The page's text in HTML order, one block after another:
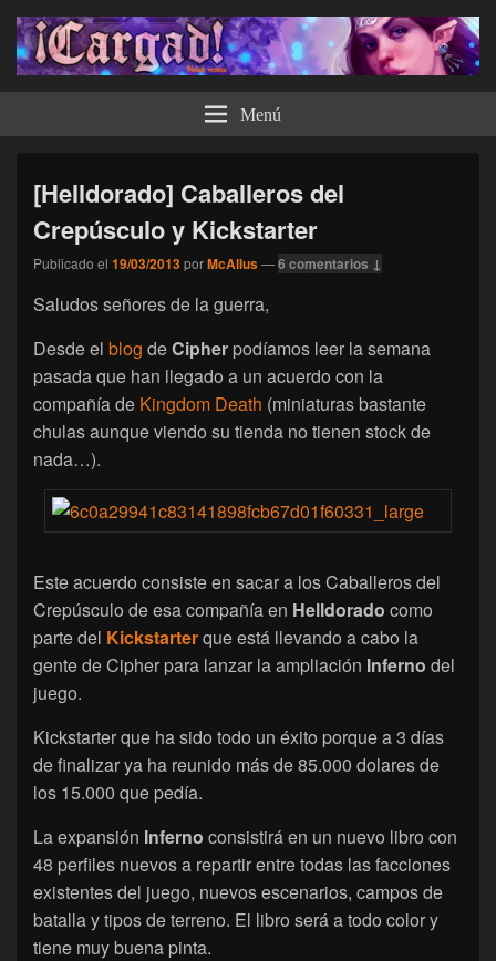
¡Cargad! Menú
[Helldorado] Caballeros del
Crepúsculo y Kickstarter
Publicado el 19/03/2013porMcAllus—6 comentarios ↓
Saludos señores de la guerra,
Desde el blog deCipher podíamos leer la semana
pasada que han llegado a un acuerdo con la
compañía de Kingdom Death (miniaturas bastante
chulas aunque viendo su tienda no tienen stock de
nada…).
Este acuerdo consiste en sacar a los Caballeros del
Crepúsculo de esa compañía en Helldorado como
parte del Kickstarterque está llevando a cabo la
gente de Cipher para lanzar la ampliación Inferno del
juego.
Kickstarter que ha sido todo un éxito porque a 3 días
de finalizar ya ha reunido más de 85.000 dolares de
los 15.000 que pedía.
La expansión Inferno consistirá en un nuevo libro con
48 perfiles nuevos a repartir entre todas las facciones
existentes del juego, nuevos escenarios, campos de
batalla y tipos de terreno. El libro será a todo color y
tiene muy buena pinta.